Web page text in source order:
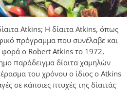
Atkins; Η δίαιτα Atkins, όπως
πρόγραμμα που συνέλαβε και
ο Robert Atkins το 1972,
παράδειγμα δίαιτα χαμηλών
του χρόνου ο ίδιος ο Atkins
σε κάποιες πτυχές της δίαιτάς